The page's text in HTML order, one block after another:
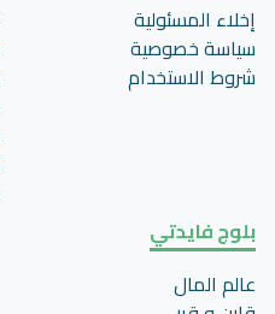
إخلاء المسئولية
سياسة خصوصية
شروط الاستخدام
بلوج فايدتي
عالم المال